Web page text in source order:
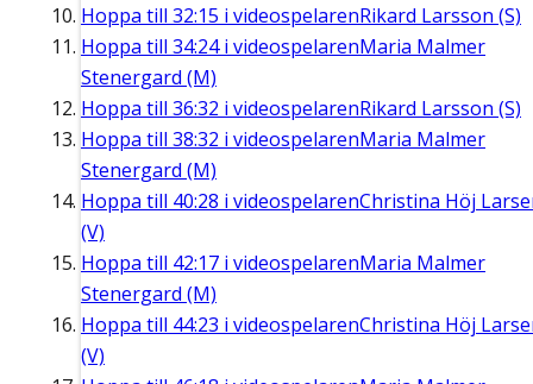
Hoppa till 32:15 i videospelarenRikard Larsson (S)
Hoppa till 34:24i videospelarenMaria Malmer
Stenergard (M)
Hoppa till 36:32 i videospelarenRikard Larsson (S)
Hoppa till 38:32 i videospelarenMaria Malmer
Stenergard (M)
Hoppa till 40:28 i videospelarenChristina Höj
(V)
Hoppa till 42:17 i videospelarenMaria Malmer
Stenergard (M)
Hoppa till 44:23 i videospelarenChristina Höj
(V)